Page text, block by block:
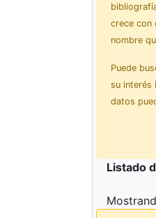
crece con
nombre
Puede
su interés
datos
Listado